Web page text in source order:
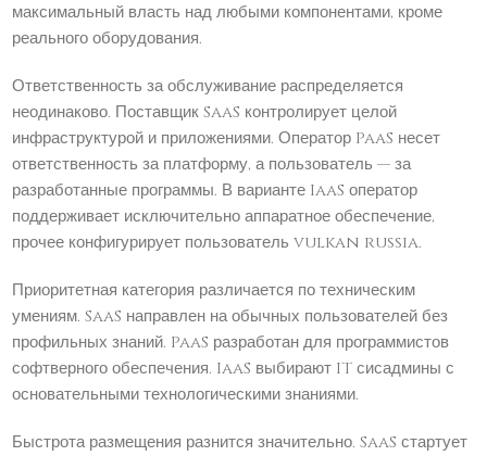
максимальный власть над любыми компонентами, кроме
реального оборудования.
Ответственность за обслуживание распределяется
неодинаково. Поставщик SaaS контролирует целой
инфраструктурой и приложениями. Оператор PaaS несет
ответственность за платформу, а пользователь — за
разработанные программы. В варианте IaaS оператор
поддерживает исключительно аппаратное обеспечение,
прочее конфигурирует пользователь vulkan russia.
Приоритетная категория различается по техническим
умениям. SaaS направлен на обычных пользователей без
профильных знаний. PaaS разработан для программистов
софтверного обеспечения. IaaS выбирают IT сисадмины с
основательными технологическими знаниями.
Быстрота размещения разнится значительно. SaaS стартует